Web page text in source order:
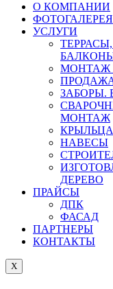
О КОМПАНИИ
ФОТОГАЛЕРЕЯ
УСЛУГИ
МОНТАЖ
ЗАБОРЫ.
МОНТАЖ
КРЫЛЬЦА
НАВЕСЫ
ДЕРЕВО
ПРАЙСЫ
ДПК
ФАСАД
ПАРТНЕРЫ
КОНТАКТЫ
X